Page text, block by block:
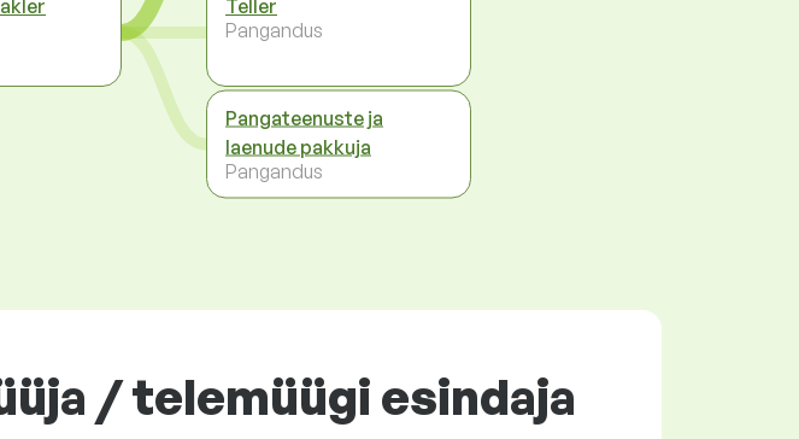
Teller
Pangandus
Pangateenuste ja
laenude pakkuja
Pangandus
/ telemüügi esindaja